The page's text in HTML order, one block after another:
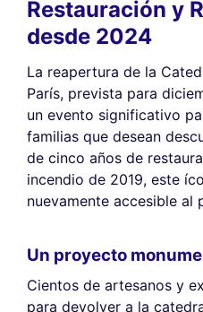
Restauración y
desde 2024
La reapertura de la
París, prevista para
un evento significativo
familias que desean
de cinco años de
incendio de 2019, este
nuevamente accesible al
Un proyecto
Cientos de artesanos y
para devolver a la